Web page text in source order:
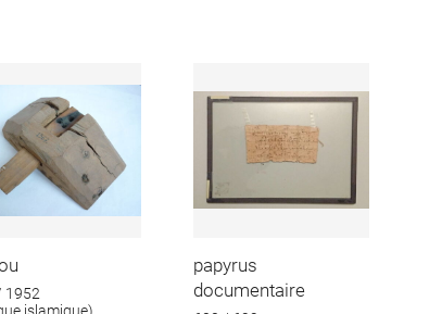
1952
islamique)
papyrus
documentaire